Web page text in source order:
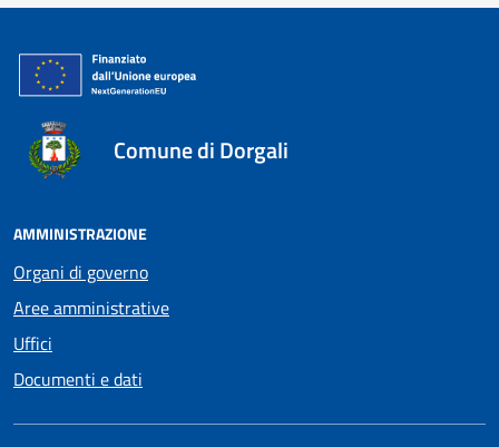
Comune di Dorgali
AMMINISTRAZIONE
Organi di governo
Aree amministrative
Uffici
Documenti e dati